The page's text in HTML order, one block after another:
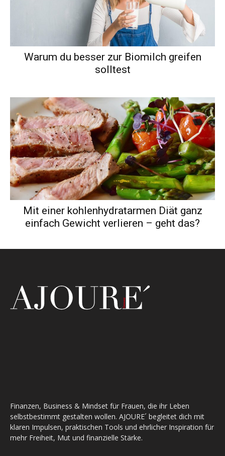
Warum du besser zur Biomilch greifen
solltest
Mit einer kohlenhydratarmen Diät ganz
einfach Gewicht verlieren – geht das?
Finanzen, Business & Mindset für Frauen, die ihr Leben
selbstbestimmt gestalten wollen. AJOURE´ begleitet dich mit
klaren Impulsen, praktischen Tools und ehrlicher Inspiration für
mehr Freiheit, Mut und finanzielle Stärke.